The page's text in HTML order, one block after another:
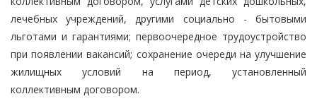
лечебных учреждений, другими социально - бытовыми
льготами и гарантиями; первоочередное трудоустройство
при появлении вакансий; сохранение очереди на улучшение
жилищных условий на период, установленный
коллективным договором.